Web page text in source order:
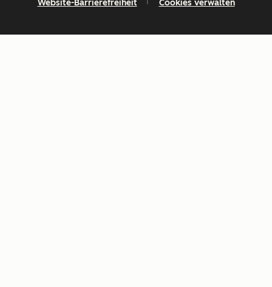
Website-Barrierefreiheit Cookies verwalten